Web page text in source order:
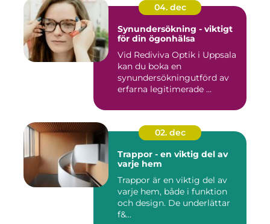
04. dec
Synundersökning - viktigt
för din ögonhälsa
Vid Rediviva Optik i Uppsala
kan du boka en
synundersökningutförd av
erfarna legitimerade ...
02. dec
Trappor - en viktig del av
varje hem
Trappor är en viktig del av
varje hem, både i funktion
och design. De underlättar
f&...